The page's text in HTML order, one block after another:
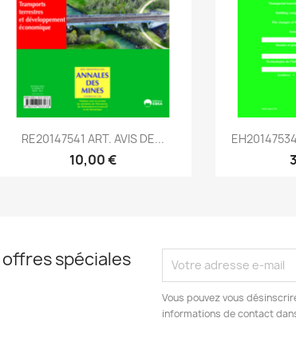
Aperçu rapide
RE20147541 ART. AVIS DE...
10,00 €

spéciales
Vous pouvez vous
informations de contact